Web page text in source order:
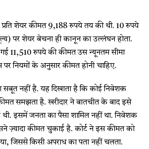
शेयर कीमत 9,188 रुपये तय की थी. 10 रुपये
पर शेयर बेचना ही कानून का उल्लंघन होता.
11,510 रुपये की कीमत उस न्यूनतम सीमा
नियमों के अनुसार कीमत होनी चाहिए.
सबूत नहीं है. यह दिखाता है कि कोई निवेशक
समझता है. खरीदार ने बातचीत के बाद इसे
इसमें जनता का पैसा शामिल नहीं था. निवेशक
ज़्यादा कीमत चुकाई है. कोर्ट ने इस कीमत को
जिससे किसी अपराध का पता नहीं चलता.